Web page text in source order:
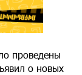
проведены
о новых